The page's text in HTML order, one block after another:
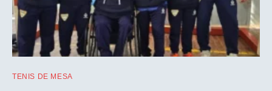
TENIS DE MESA